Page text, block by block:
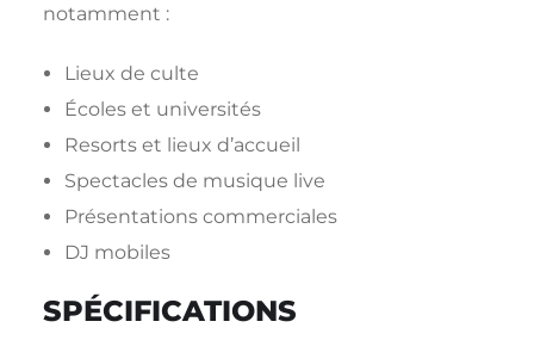
notamment :
Lieux de culte
Écoles et universités
Resorts et lieux d’accueil
Spectacles de musique live
Présentations commerciales
DJ mobiles
SPÉCIFICATIONS